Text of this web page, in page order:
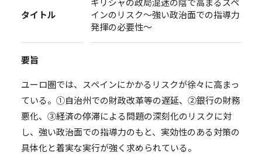
タイトル
インのリスク～強い政治面での指導力
発揮の必要性～
要旨
ユーロ圏では、スペインにかかるリスクが徐々に高まっ
ている。①自治州での財政改革等の遅延、②銀行の財務
悪化、③経済の停滞による問題の深刻化のリスクに対
し、強い政治面での指導力のもと、実効性のある対策の
具体化と着実な実行が強く求められている。